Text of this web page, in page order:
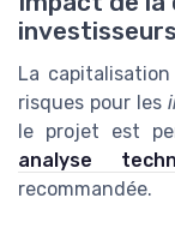
investisseurs
La
risques pour les
le projet est
analyse
recommandée.